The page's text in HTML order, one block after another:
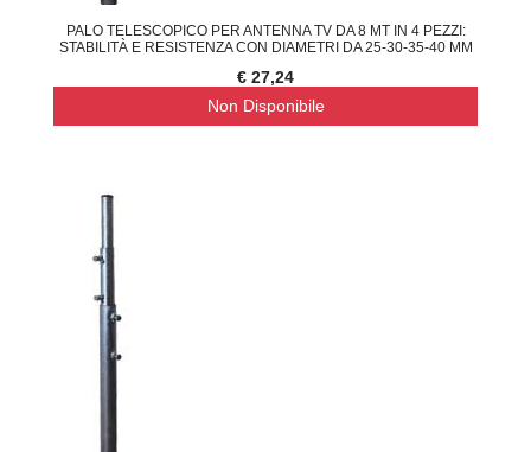
PALO TELESCOPICO PER ANTENNA TV DA 8 MT IN 4 PEZZI:
STABILITÀ E RESISTENZA CON DIAMETRI DA 25-30-35-40 MM
€ 27,24
Non Disponibile